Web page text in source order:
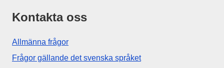
Kontakta oss
Allmänna frågor
Frågor gällande det svenska språket